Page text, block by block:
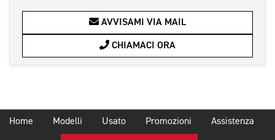
AVVISAMI VIA MAIL
CHIAMACI ORA
Home Modelli Usato Promozioni Assistenza